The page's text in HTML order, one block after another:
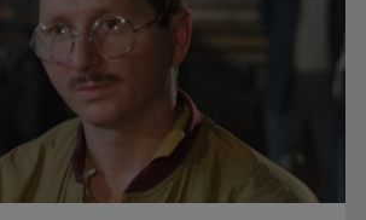
„După noapte vine zi” – pe podium şi